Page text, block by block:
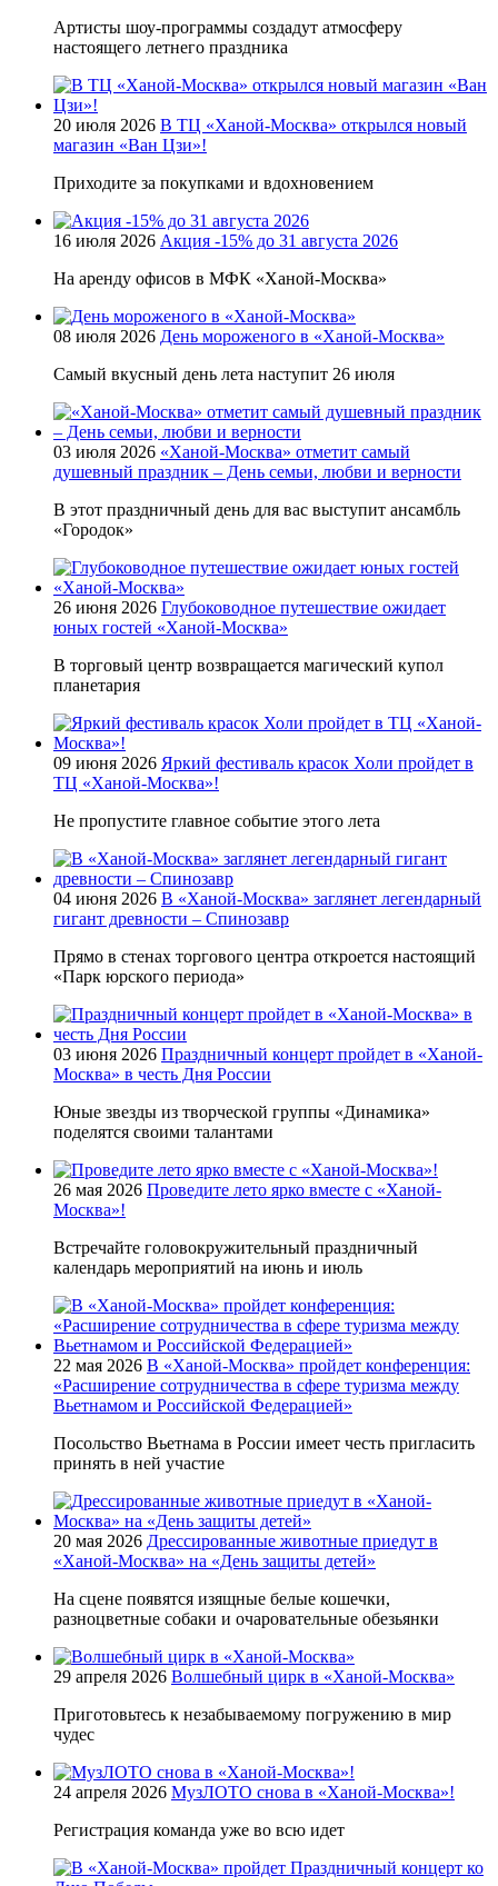
Артисты шоу-программы создадут атмосферу
настоящего летнего праздника
20 июля 2026 В ТЦ «Ханой-Москва» открылся новый
магазин «Ван Цзи»!
Приходите за покупками и вдохновением
16 июля 2026 Акция -15% до 31 августа 2026
На аренду офисов в МФК «Ханой-Москва»
08 июля 2026 День мороженого в «Ханой-Москва»
Самый вкусный день лета наступит 26 июля
03 июля 2026 «Ханой-Москва» отметит самый
душевный праздник – День семьи, любви и верности
В этот праздничный день для вас выступит ансамбль
«Городок»
26 июня 2026 Глубоководное путешествие ожидает
юных гостей «Ханой-Москва»
В торговый центр возвращается магический купол
планетария
09 июня 2026 Яркий фестиваль красок Холи пройдет в
ТЦ «Ханой-Москва»!
Не пропустите главное событие этого лета
04 июня 2026 В «Ханой-Москва» заглянет легендарный
гигант древности – Спинозавр
Прямо в стенах торгового центра откроется настоящий
«Парк юрского периода»
03 июня 2026 Праздничный концерт пройдет в «Ханой-
Москва» в честь Дня России
Юные звезды из творческой группы «Динамика»
поделятся своими талантами
26 мая 2026 Проведите лето ярко вместе с «Ханой-
Москва»!
Встречайте головокружительный праздничный
календарь мероприятий на июнь и июль
22 мая 2026 В «Ханой-Москва» пройдет конференция:
«Расширение сотрудничества в сфере туризма между
Вьетнамом и Российской Федерацией»
Посольство Вьетнама в России имеет честь пригласить
принять в ней участие
20 мая 2026 Дрессированные животные приедут в
«Ханой-Москва» на «День защиты детей»
На сцене появятся изящные белые кошечки,
разноцветные собаки и очаровательные обезьянки
29 апреля 2026 Волшебный цирк в «Ханой-Москва»
Приготовьтесь к незабываемому погружению в мир
чудес
24 апреля 2026 МузЛОТО снова в «Ханой-Москва»!
Регистрация команда уже во всю идет